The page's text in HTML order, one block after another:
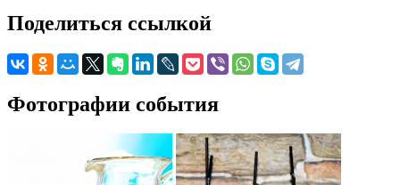
Поделиться ссылкой
Фотографии события